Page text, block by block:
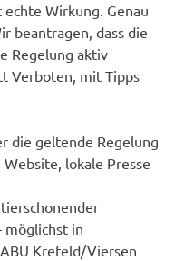
Wirkung. Genau
beantragen, dass die
Regelung aktiv
Verboten, mit Tipps
die geltende Regelung
lokale Presse
in
Krefeld/Viersen